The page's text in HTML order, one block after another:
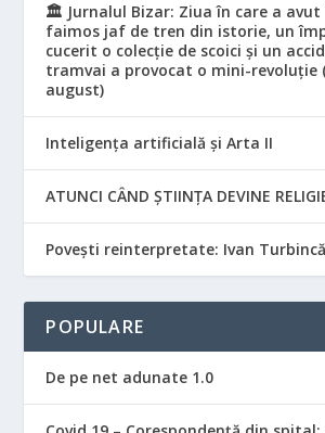
🏛️ Jurnalul Bizar: Ziua în care a avut
faimos jaf de tren din istorie, un
cucerit o colecție de scoici și un
tramvai a provocat o mini-revoluție
august)
Inteligența artificială și Arta II
ATUNCI CÂND ȘTIINȚA DEVINE
Povești reinterpretate: Ivan Turbincă
POPULARE
De pe net adunate 1.0